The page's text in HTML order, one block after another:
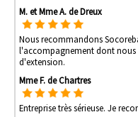
M. et Mme A. de Dreux
Nous recommandons
l'accompagnement dont nous
d'extension.
Mme F. de Chartres
Entreprise très sérieuse. Je